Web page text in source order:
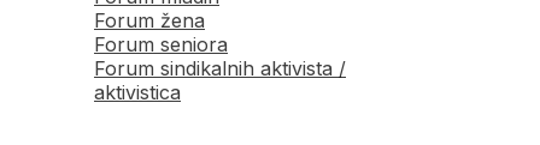
Forum žena
Forum seniora
Forum sindikalnih aktivista /
aktivistica